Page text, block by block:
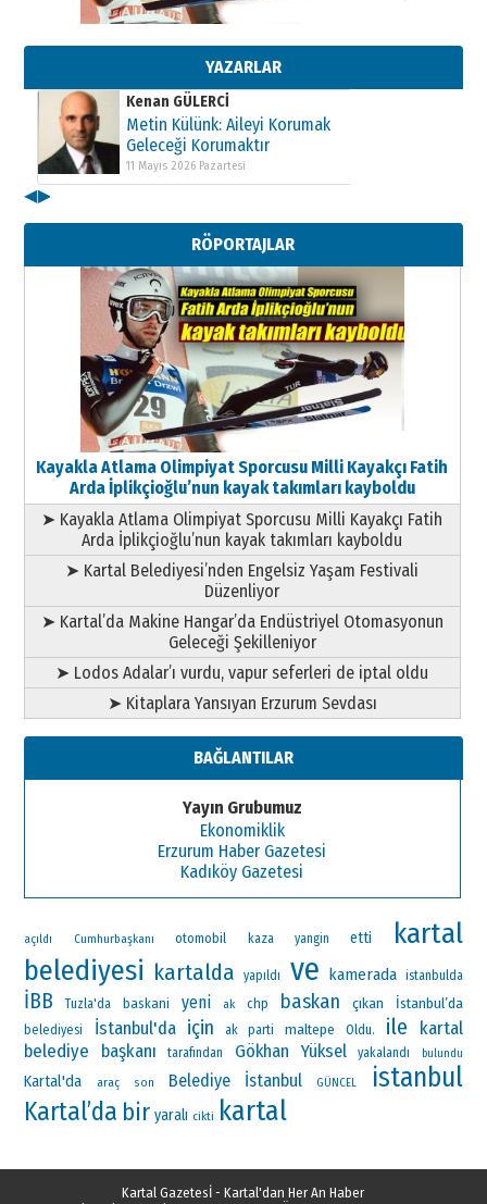
YAZARLAR
Metin Külünk: Aileyi Korumak
11 Mayıs 2026 Pazartesi
Kenan GÜLERCİ
Metin Külünk: Aileyi Korumak
Geleceği Korumaktır
11 Mayıs 2026 Pazartesi
Metin Külünk: Aileyi Korumak
Geleceği Korumaktır
11 Mayıs 2026 Pazartesi
◀▶
RÖPORTAJLAR
Kayakla Atlama Olimpiyat Sporcusu Milli Kayakçı Fatih
Arda İplikçioğlu’nun kayak takımları kayboldu
➤ Kayakla Atlama Olimpiyat Sporcusu Milli Kayakçı Fatih
Arda İplikçioğlu’nun kayak takımları kayboldu
➤ Kartal Belediyesi’nden Engelsiz Yaşam Festivali
Düzenliyor
➤ Kartal’da Makine Hangar’da Endüstriyel Otomasyonun
Geleceği Şekilleniyor
➤ Lodos Adalar’ı vurdu, vapur seferleri de iptal oldu
➤ Kitaplara Yansıyan Erzurum Sevdası
BAĞLANTILAR
Yayın Grubumuz
Ekonomiklik
Erzurum Haber Gazetesi
Kadıköy Gazetesi
açıldı Cumhurbaşkanı otomobil kaza yangin etti
kartal
belediyesi kartalda yapıldı ve kamerada istanbulda
İBB Tuzla'da baskani yeni ak chp baskan çıkan İstanbul’da
belediyesi İstanbul'da için ak parti maltepe Oldu. ile
kartal
belediye başkanı
tarafından Gökhan Yüksel yakalandı bulundu
Kartal'da araç son Belediye İstanbul GÜNCEL istanbul
Kartal’da bir yaralı cikti kartal
Kartal Gazetesİ - Kartal'dan Her An Haber